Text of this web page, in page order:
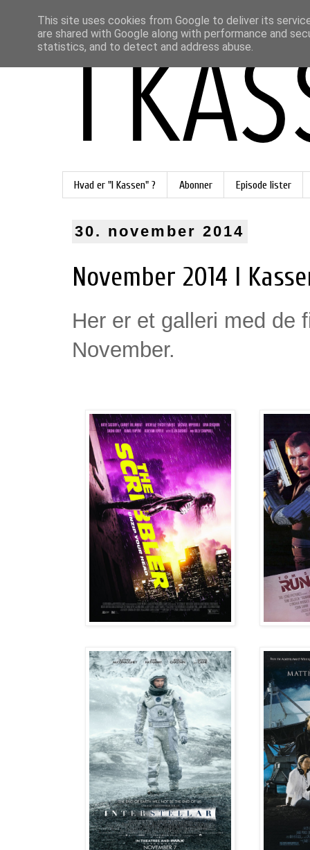
Hvad er "I Kassen" ? Abonner Episode lister
30. november 2014
November 2014 I
Her er et galleri med de
November.
This site uses cookies from Google to deliver its
are shared with Google along with performance and
statistics, and to detect and address abuse.